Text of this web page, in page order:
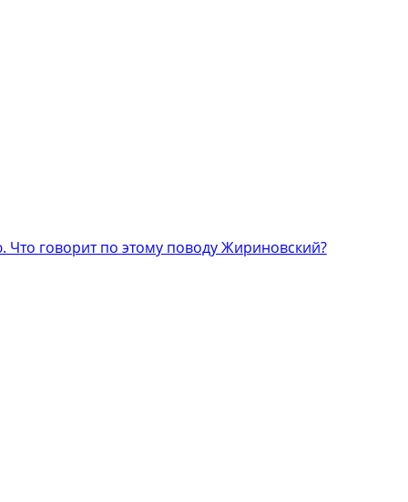
говорит по этому поводу Жириновский?